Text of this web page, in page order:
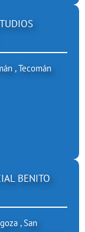
, Tecomán
BENITO
, San